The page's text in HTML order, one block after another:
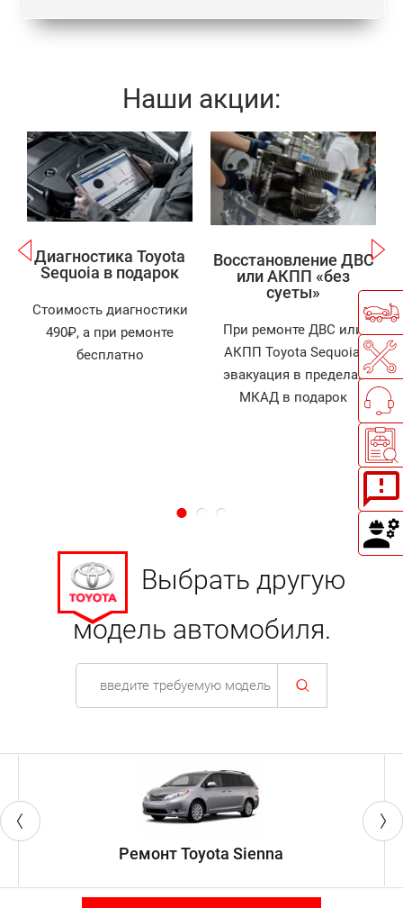
Наши акции:
Записаться
Диагностика Toyota
Sequoia в подарок
Стоимость диагностики
490₽, а при ремонте
бесплатно
Записаться
Восстановление ДВС
или АКПП «без
суеты»
При ремонте ДВС или
АКПП Toyota Sequoia,
эвакуация в пределах
МКАД в подарок
Выбрать другую
модель автомобиля.
Ремонт Toyota Sienna